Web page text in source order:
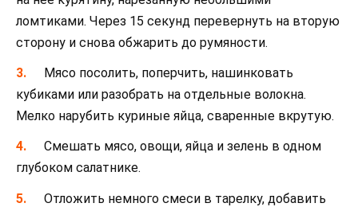
ломтиками. Через 15 секунд перевернуть на вторую
сторону и снова обжарить до румяности.
Мясо посолить, поперчить, нашинковать
кубиками или разобрать на отдельные волокна.
Мелко нарубить куриные яйца, сваренные вкрутую.
Смешать мясо, овощи, яйца и зелень в одном
глубоком салатнике.
Отложить немного смеси в тарелку, добавить